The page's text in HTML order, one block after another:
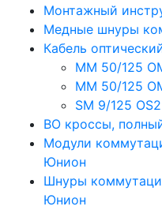
Монтажный
Медные шнуры
Кабель
MM 50/125
MM 50/125
SM 9/125 OS2
ВО кроссы,
Модули
Юнион
Шнуры
Юнион